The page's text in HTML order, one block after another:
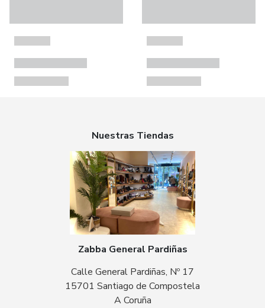
Nuestras Tiendas
Zabba General Pardiñas
Calle General Pardiñas, Nº 17
15701 Santiago de Compostela
A Coruña